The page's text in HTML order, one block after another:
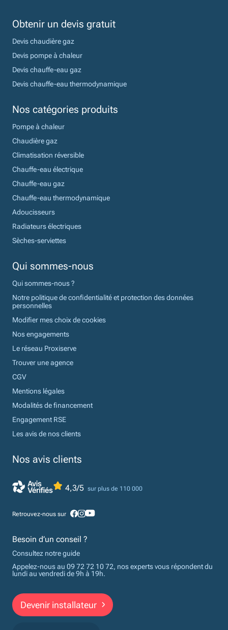
Obtenir un devis gratuit
Devis chaudière gaz
Devis pompe à chaleur
Devis chauffe-eau gaz
Devis chauffe-eau thermodynamique
Nos catégories produits
Pompe à chaleur
Chaudière gaz
Climatisation réversible
Chauffe-eau électrique
Chauffe-eau gaz
Chauffe-eau thermodynamique
Adoucisseurs
Radiateurs électriques
Sèches-serviettes
Qui sommes-nous
Qui sommes-nous ?
Notre politique de confidentialité et protection des données
personnelles
Modifier mes choix de cookies
Nos engagements
Le réseau Proxiserve
Trouver une agence
CGV
Mentions légales
Modalités de financement
Engagement RSE
Les avis de nos clients
Nos avis clients
4,3/5 sur plus de 110 000
Retrouvez-nous sur
Besoin d’un conseil ?
Consultez notre guide
Appelez-nous au 09 72 72 10 72, nos experts vous répondent du
lundi au vendredi de 9h à 19h.
Devenir installateur